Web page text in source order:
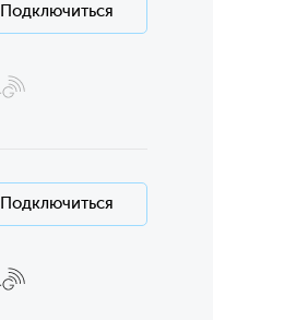
Подключиться
Подключиться